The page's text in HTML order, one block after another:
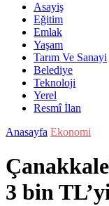
Asayiş
Eğitim
Emlak
Yaşam
Tarım Ve Sanayi
Belediye
Teknoloji
Yerel
Resmî İlan
Anasayfa Ekonomi
3 bin